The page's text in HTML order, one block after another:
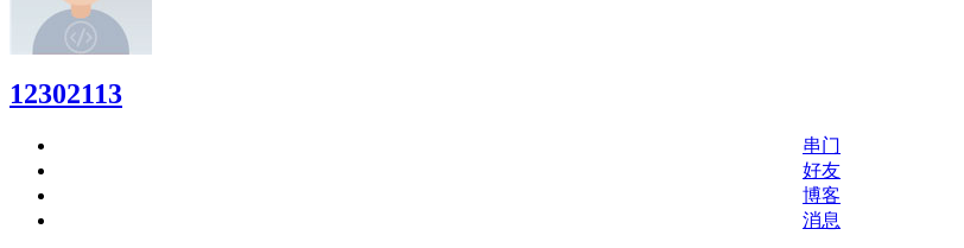
12302113
串门
好友
博客
消息